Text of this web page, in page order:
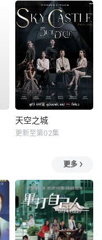
天空之城
更新至第02集
更多